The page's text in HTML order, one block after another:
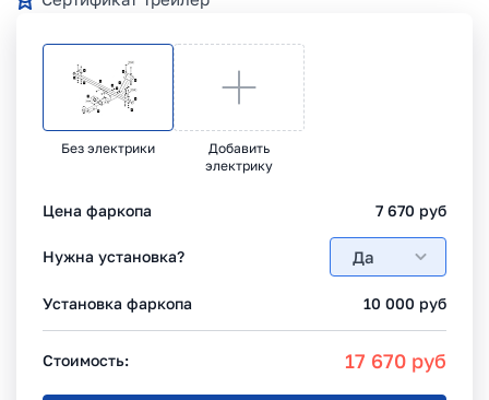
Без электрики
Добавить
электрику
Цена фаркопа 7 670 руб
Нужна установка? Да
Установка фаркопа 10 000 руб
Стоимость: 17 670 руб